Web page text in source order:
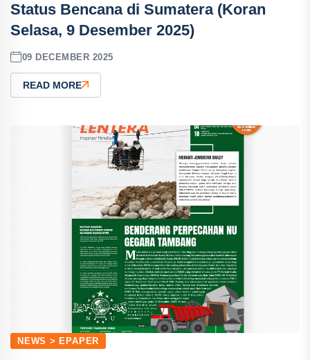
Status Bencana di Sumatera (Koran
Selasa, 9 Desember 2025)
09 DECEMBER 2025
READ MORE
NEWS > EPAPER